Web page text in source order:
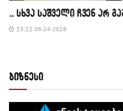
,, სხვა საშველი ჩვენ არ
23:22 06-24-2026
ბიზნესი